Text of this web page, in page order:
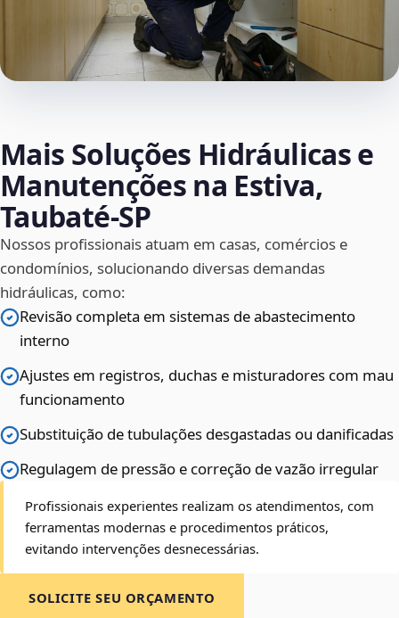
Mais Soluções Hidráulicas e
Manutenções na Estiva,
Taubaté‑SP
Nossos profissionais atuam em casas, comércios e
condomínios, solucionando diversas demandas
hidráulicas, como:
Revisão completa em sistemas de abastecimento
interno
Ajustes em registros, duchas e misturadores com mau
funcionamento
Substituição de tubulações desgastadas ou danificadas
Regulagem de pressão e correção de vazão irregular
Profissionais experientes realizam os atendimentos, com
ferramentas modernas e procedimentos práticos,
evitando intervenções desnecessárias.
SOLICITE SEU ORÇAMENTO